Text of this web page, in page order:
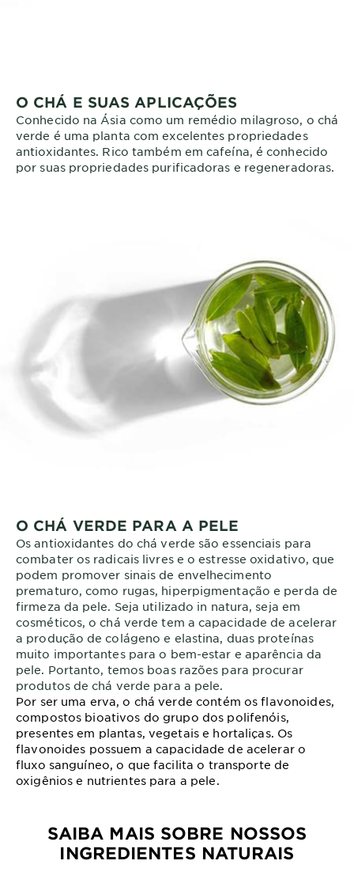
O CHÁ E SUAS APLICAÇÕES
Conhecido na Ásia como um remédio milagroso, o chá
verde é uma planta com excelentes propriedades
antioxidantes. Rico também em cafeína, é conhecido
por suas propriedades purificadoras e regeneradoras.
O CHÁ VERDE PARA A PELE
Os antioxidantes do chá verde são essenciais para
combater os radicais livres e o estresse oxidativo, que
podem promover sinais de envelhecimento
prematuro, como rugas, hiperpigmentação e perda de
firmeza da pele. Seja utilizado in natura, seja em
cosméticos, o chá verde tem a capacidade de acelerar
a produção de colágeno e elastina, duas proteínas
muito importantes para o bem-estar e aparência da
pele. Portanto, temos boas razões para procurar
produtos de chá verde para a pele.
Por ser uma erva, o chá verde contém os flavonoides,
compostos bioativos do grupo dos polifenóis,
presentes em plantas, vegetais e hortaliças. Os
flavonoides possuem a capacidade de acelerar o
fluxo sanguíneo, o que facilita o transporte de
oxigênios e nutrientes para a pele.
SAIBA MAIS SOBRE NOSSOS
INGREDIENTES NATURAIS